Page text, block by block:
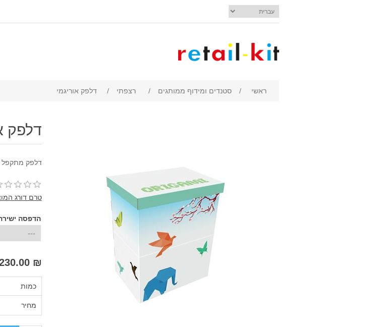
ראשי / סטנדים ומידוף ממותגים / רצפתי / דלפק אוריגמי
דלפק
דלפק מתקפל
טרם דורג
הדפסה
₪ 230.00 ללא מע"מ
כמות
מחיר